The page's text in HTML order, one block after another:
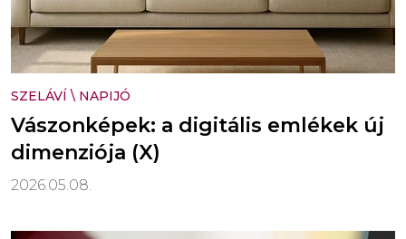
SZELÁVÍ \ NAPIJÓ
Vászonképek: a digitális emlékek új
dimenziója (X)
2026.05.08.